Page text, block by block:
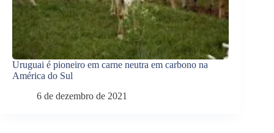
Uruguai é pioneiro em carne neutra em carbono na
América do Sul
6 de dezembro de 2021